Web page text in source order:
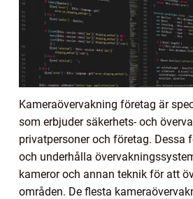
Kameraövervakning företag är
som erbjuder säkerhets- och
privatpersoner och företag. Dessa
och underhålla
kameror och annan teknik för att
områden. De flesta